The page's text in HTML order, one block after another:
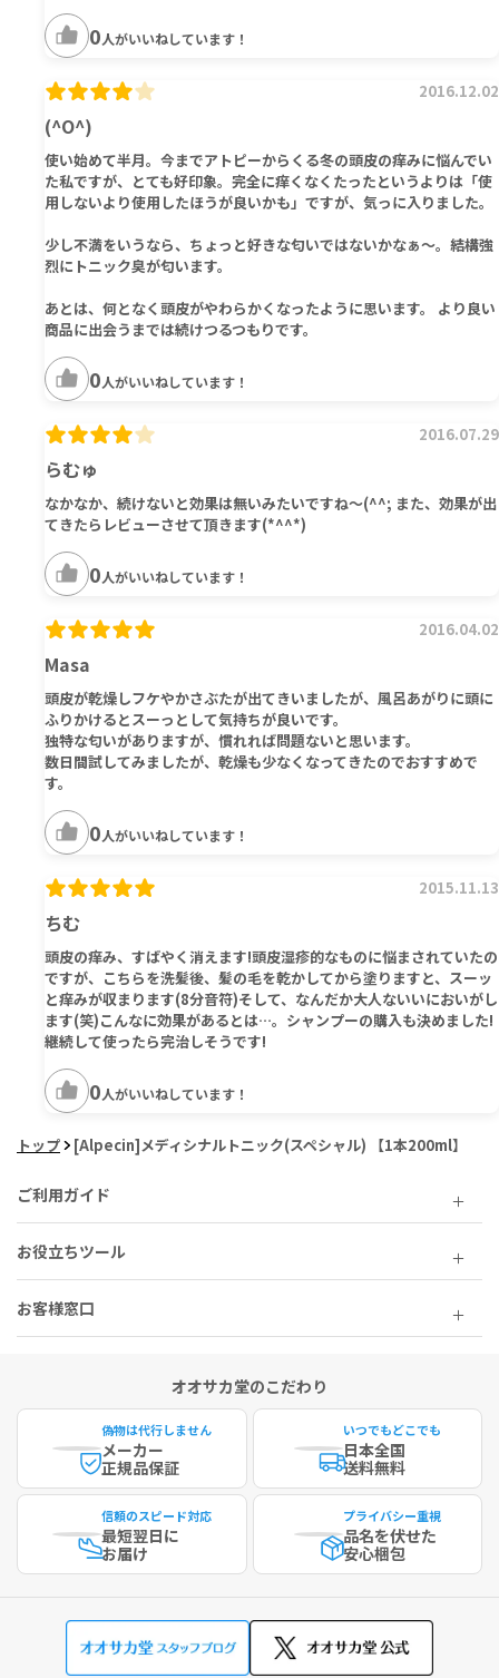
0人がいいねしています！
(^O^)
2016.12.02
使い始めて半月。今までアトピーからくる冬の頭皮の痒みに悩んでい
た私ですが、とても好印象。完全に痒くなくたったというよりは「使
用しないより使用したほうが良いかも」ですが、気っに入りました。
少し不満をいうなら、ちょっと好きな匂いではないかなぁ～。結構強
烈にトニック臭が匂います。
あとは、何となく頭皮がやわらかくなったように思います。 より良い
商品に出会うまでは続けつるつもりです。
0人がいいねしています！
らむゅ
2016.07.29
なかなか、続けないと効果は無いみたいですね～(^^; また、効果が出
てきたらレビューさせて頂きます(*^^*)
0人がいいねしています！
Masa
2016.04.02
頭皮が乾燥しフケやかさぶたが出てきいましたが、風呂あがりに頭に
ふりかけるとスーっとして気持ちが良いです。
独特な匂いがありますが、慣れれば問題ないと思います。
数日間試してみましたが、乾燥も少なくなってきたのでおすすめで
す。
0人がいいねしています！
ちむ
2015.11.13
頭皮の痒み、すばやく消えます!頭皮湿疹的なものに悩まされていたの
ですが、こちらを洗髪後、髪の毛を乾かしてから塗りますと、スーッ
と痒みが収まります(8分音符)そして、なんだか大人ないいにおいがし
ます(笑)こんなに効果があるとは…。シャンプーの購入も決めました!
継続して使ったら完治しそうです!
0人がいいねしています！
トップ [Alpecin]メディシナルトニック(スペシャル) 【1本200ml】
ご利用ガイド
お役立ちツール
お客様窓口
オオサカ堂のこだわり
偽物は代行しません
メーカー
正規品保証
いつでもどこでも
日本全国
送料無料
信頼のスピード対応
最短翌日に
お届け
プライバシー重視
品名を伏せた
安心梱包